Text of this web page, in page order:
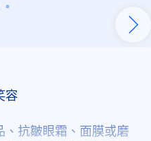
保養
容
、抗皺眼霜、面膜或磨